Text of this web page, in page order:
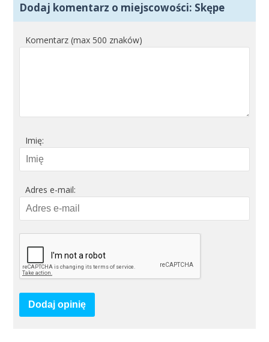
Dodaj komentarz o miejscowości: Skępe
Komentarz (max 500 znaków)
Imię:
Adres e-mail:
Dodaj opinię